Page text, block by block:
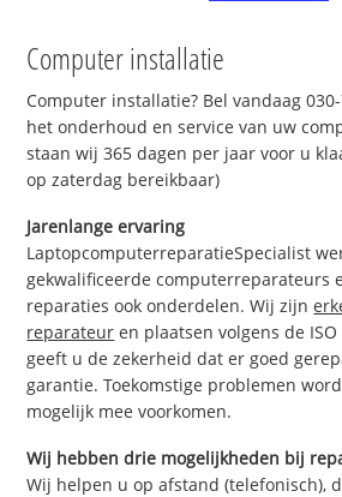
Computer installatie
Computer installatie? Bel vandaag
het onderhoud en service van uw
staan wij 365 dagen per jaar voor u
op zaterdag bereikbaar)
Jarenlange ervaring
LaptopcomputerreparatieSpecialist
gekwalificeerde computerreparateurs
reparaties ook onderdelen. Wij zijn
reparateur en plaatsen volgens de
geeft u de zekerheid dat er goed
garantie. Toekomstige problemen
mogelijk mee voorkomen.
Wij hebben drie mogelijkheden bij
Wij helpen u op afstand (telefonisch),